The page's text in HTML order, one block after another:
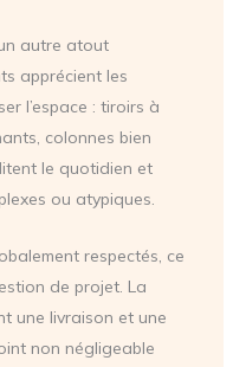
autre atout
apprécient les
l’espace : tiroirs à
colonnes bien
le quotidien et
ou atypiques.
respectés, ce
de projet. La
une livraison et une
non négligeable